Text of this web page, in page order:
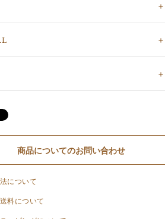
商品についてのお問い合わせ
について
料について